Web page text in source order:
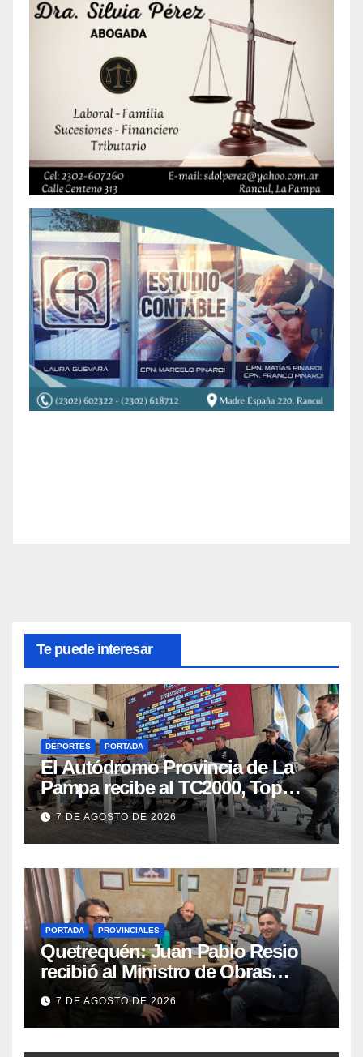
Te puede interesar
DEPORTES PORTADA
El Autódromo Provincia de La
Pampa recibe al TC2000, Top
Race y Fórmula Nacional este fin
de semana
7 DE AGOSTO DE 2026
PORTADA PROVINCIALES
Quetrequén: Juan Pablo Resio
recibió al Ministro de Obras
Públicas y al Presidente de
Vialidad para recorrer la ruta a
Villa Huidobro
7 DE AGOSTO DE 2026